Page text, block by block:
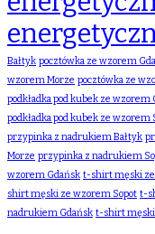
Bałtyk pocztówka ze wzorem
wzorem Morze pocztówka ze
podkładka pod kubek ze wzorem
podkładka pod kubek ze wzorem
przypinka z nadrukiem Bałtyk
Morze przypinka z nadrukiem
wzorem Gdańsk t-shirt męski
shirt męski ze wzorem Sopot t-
nadrukiem Gdańsk t-shirt męski